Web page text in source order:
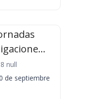
null
de septiembre